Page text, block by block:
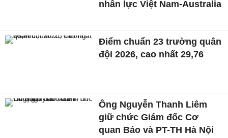
nhân lực Việt Nam-Australia
Điểm chuẩn 23 trường quân
đội 2026, cao nhất 29,76
Ông Nguyễn Thanh Liêm
giữ chức Giám đốc Cơ
quan Báo và PT-TH Hà Nội